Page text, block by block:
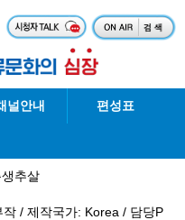
널안내 편성표
추살
/ 제작국가: Korea / 담당P